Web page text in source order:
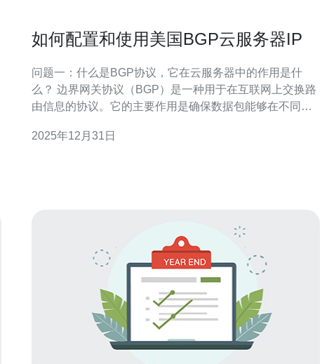
如何配置和使用美国BGP云服务器IP
问题一：什么是BGP协议，它在云服务器中的作用是什
么？ 边界网关协议（BGP）是一种用于在互联网上交换路
由信息的协议。它的主要作用是确保数据包能够在不同的
说，BGP协议能够帮助他们优化数据传输路径，提升访问
2025年12月31日